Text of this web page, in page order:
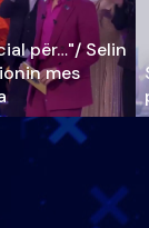
për…"/ Selin
mes